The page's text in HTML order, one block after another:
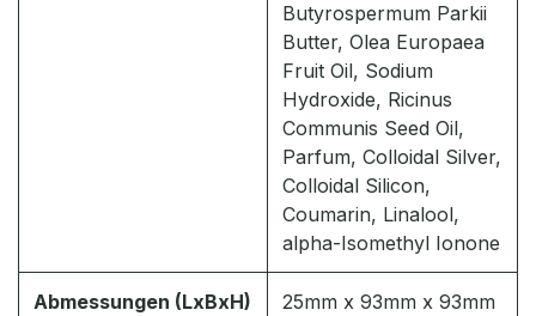
Butyrospermum Parkii
Butter, Olea Europaea
Fruit Oil, Sodium
Hydroxide, Ricinus
Communis Seed Oil,
Parfum, Colloidal Silver,
Colloidal Silicon,
Coumarin, Linalool,
alpha-Isomethyl Ionone
Abmessungen (LxBxH) 25mm x 93mm x 93mm